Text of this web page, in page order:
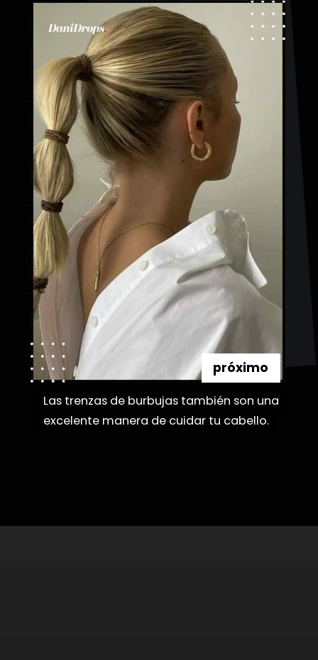
Las trenzas de burbujas también son una
excelente manera de cuidar tu cabello.
Las trenzas de burbujas también son una
excelente manera de cuidar tu cabello.
próximo